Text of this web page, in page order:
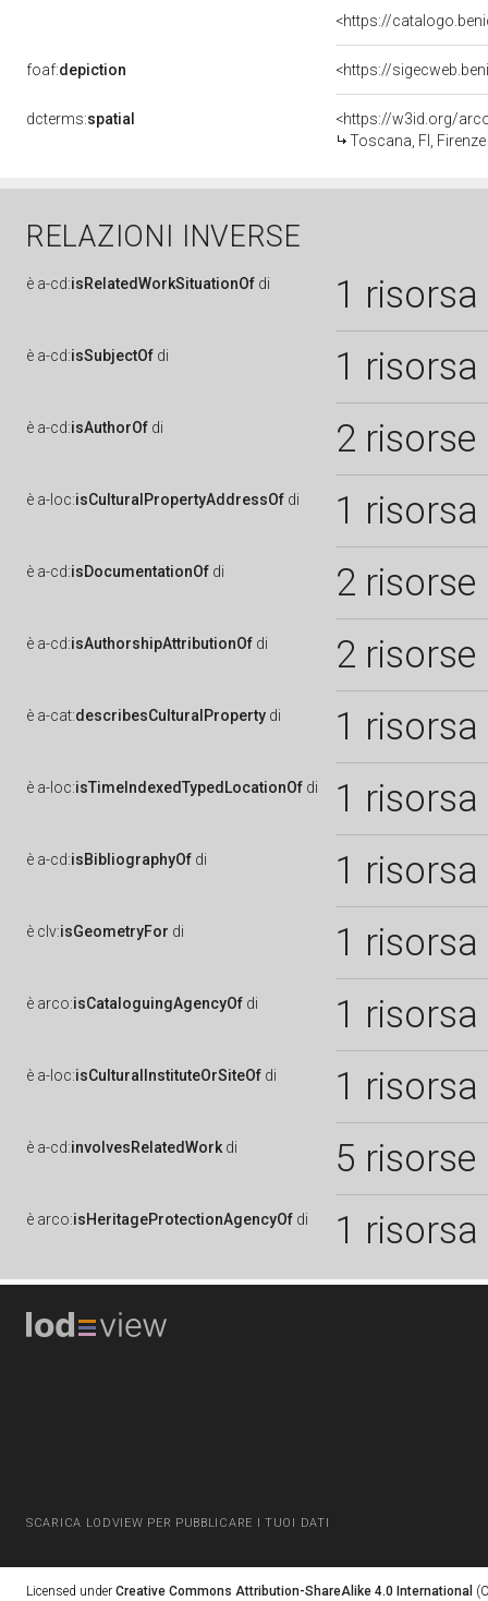
<https://
foaf:depiction <https://
dcterms:spatial
<https://w3id.org/
Toscana, FI, Firenze
RELAZIONI INVERSE
è a-cd:isRelatedWorkSituationOf di 1 risorsa
è a-cd:isSubjectOf di 1 risorsa
è a-cd:isAuthorOf di 2 risorse
è a-loc:isCulturalPropertyAddressOf di 1 risorsa
è a-cd:isDocumentationOf di 2 risorse
è a-cd:isAuthorshipAttributionOf di 2 risorse
è a-cat:describesCulturalProperty di 1 risorsa
è a-loc:isTimeIndexedTypedLocationOf di 1 risorsa
è a-cd:isBibliographyOf di 1 risorsa
è clv:isGeometryFor di 1 risorsa
è arco:isCataloguingAgencyOf di 1 risorsa
è a-loc:isCulturalInstituteOrSiteOf di 1 risorsa
è a-cd:involvesRelatedWork di 5 risorse
è arco:isHeritageProtectionAgencyOf di 1 risorsa
SCARICA LODVIEW PER PUBBLICARE I TUOI DATI
Licensed under Creative Commons Attribution-ShareAlike 4.0 International